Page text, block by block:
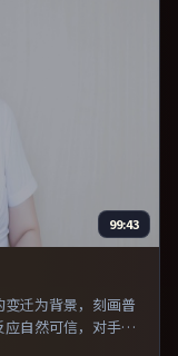
99:43
迁为背景，刻画普
自然可信，对手戏
气看完。